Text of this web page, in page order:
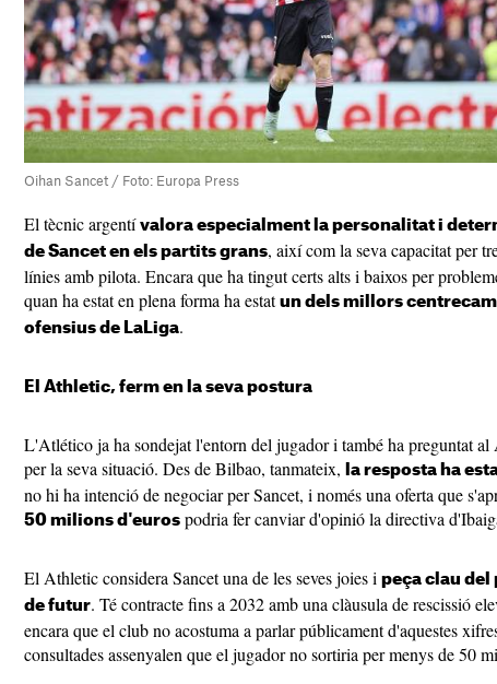
Oihan Sancet / Foto: Europa Press
El tècnic argentí valora especialment la personalitat i
de Sancet en els partits grans, així com la seva capacitat per
línies amb pilota. Encara que ha tingut certs alts i baixos per
quan ha estat en plena forma ha estat un dels millors
ofensius de LaLiga.
El Athletic, ferm en la seva postura
L'Atlético ja ha sondejat l'entorn del jugador i també ha preguntat
per la seva situació. Des de Bilbao, tanmateix,
la resposta ha
no hi ha intenció de negociar per Sancet, i només una oferta que
50 milions d'euros podria fer canviar d'opinió la directiva
El Athletic considera Sancet una de les seves joies i peça clau del
de futur. Té contracte fins a 2032 amb una clàusula de rescissió
encara que el club no acostuma a parlar públicament d'aquestes
consultades assenyalen que el jugador no sortiria per menys de 50